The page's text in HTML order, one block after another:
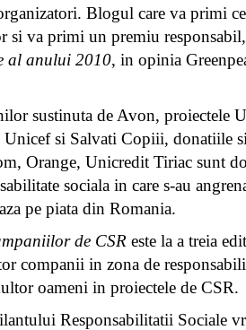
Blogul care va primi
si va primi un premiu
al anului 2010, in opinia
sustinuta de Avon, proiectele
si Salvati Copiii, donatiile
Orange, Unicredit Tiriac sunt
sociala in care s-au
pe piata din Romania.
de CSR este la a treia
companii in zona de
oameni in proiectele de CSR.
Responsabilitatii Sociale